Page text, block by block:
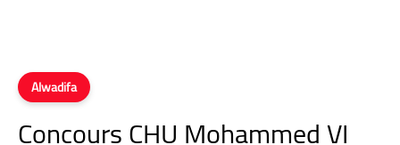
Alwadifa
Concours CHU Mohammed VI